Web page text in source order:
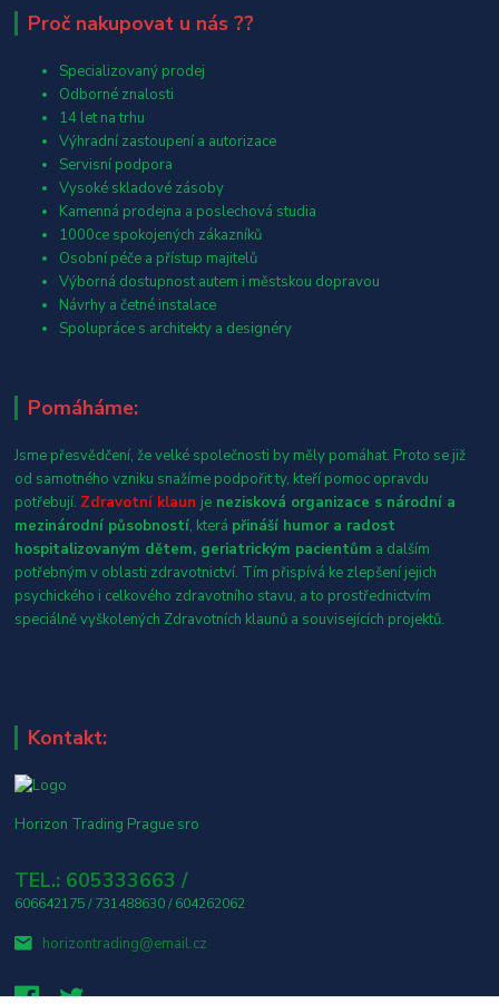
Proč nakupovat u nás ??
Specializovaný prodej
Odborné znalosti
14 let na trhu
Výhradní zastoupení a autorizace
Servisní podpora
Vysoké skladové zásoby
Kamenná prodejna a poslechová studia
1000ce spokojených zákazníků
Osobní péče a přístup majitelů
Výborná dostupnost autem i městskou dopravou
Návrhy a četné instalace
Spolupráce s architekty a designéry
Pomáháme:
Jsme přesvědčení, že velké společnosti by měly pomáhat. Proto se již
od samotného vzniku snažíme podpořit ty, kteří pomoc opravdu
potřebují. Zdravotní klaun je nezisková organizace s národní a
mezinárodní působností, která přináší humor a radost
hospitalizovaným dětem, geriatrickým pacientům a dalším
potřebným v oblasti zdravotnictví. Tím přispívá ke zlepšení jejich
psychického i celkového zdravotního stavu, a to prostřednictvím
speciálně vyškolených Zdravotních klaunů a souvisejících projektů.
Kontakt:
Horizon Trading Prague sro
TEL.: 605333663 /
606642175 / 731488630 / 604262062
horizontrading@email.cz